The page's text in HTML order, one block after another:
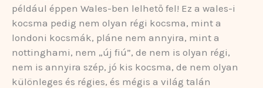
például éppen Wales-ben lelhető fel! Ez a wales-i
kocsma pedig nem olyan régi kocsma, mint a
londoni kocsmák, pláne nem annyira, mint a
nottinghami, nem „új fiú”, de nem is olyan régi,
nem is annyira szép, jó kis kocsma, de nem olyan
különleges és régies, és mégis a világ talán